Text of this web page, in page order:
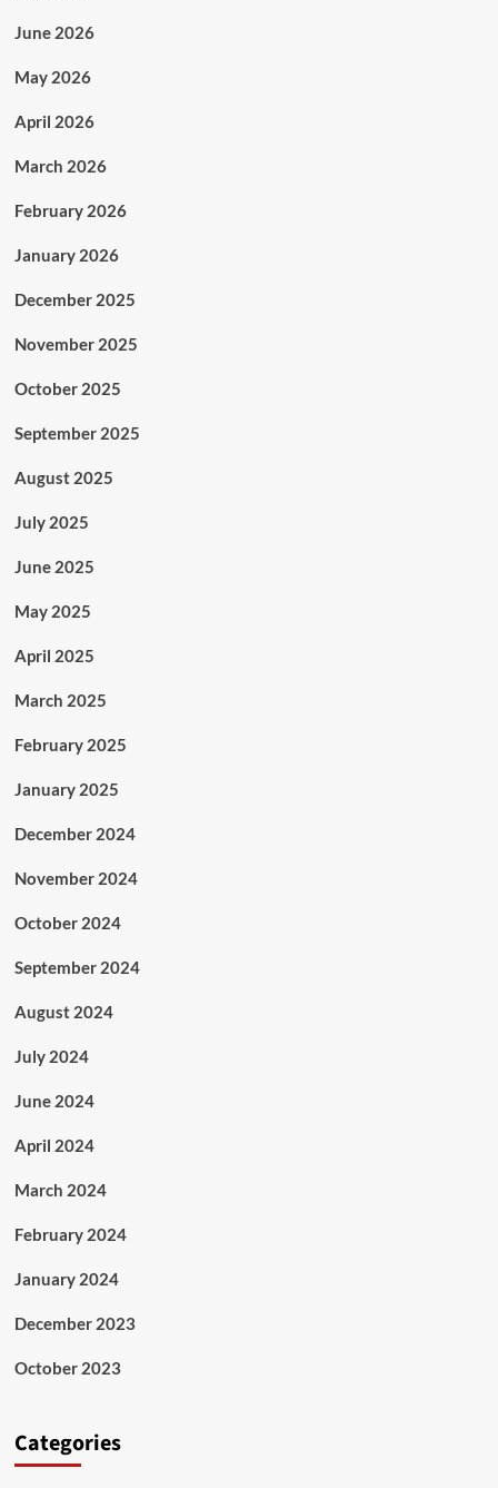
June 2026
May 2026
April 2026
March 2026
February 2026
January 2026
December 2025
November 2025
October 2025
September 2025
August 2025
July 2025
June 2025
May 2025
April 2025
March 2025
February 2025
January 2025
December 2024
November 2024
October 2024
September 2024
August 2024
July 2024
June 2024
April 2024
March 2024
February 2024
January 2024
December 2023
October 2023
Categories